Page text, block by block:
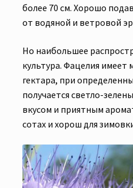
более 70 см. Хорошо
от водяной и ветровой
Но наибольшее
культура. Фацелия имеет
гектара, при
получается светло-
вкусом и приятным
сотах и хорош для